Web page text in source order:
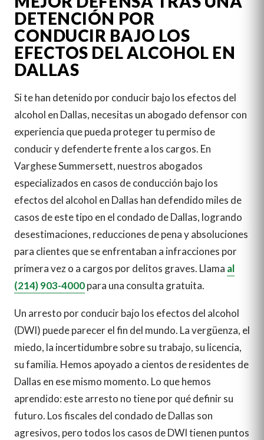
DETENCIÓN POR
CONDUCIR BAJO LOS
EFECTOS DEL ALCOHOL EN
DALLAS
Si te han detenido por conducir bajo los efectos del
alcohol en Dallas, necesitas un abogado defensor con
experiencia que pueda proteger tu permiso de
conducir y defenderte frente a los cargos. En
Varghese Summersett, nuestros abogados
especializados en casos de conducción bajo los
efectos del alcohol en Dallas han defendido miles de
casos de este tipo en el condado de Dallas, logrando
desestimaciones, reducciones de pena y absoluciones
para clientes que se enfrentaban a infracciones por
primera vez o a cargos por delitos graves. Llama al
(214) 903-4000para una consulta gratuita.
Un arresto por conducir bajo los efectos del alcohol
(DWI) puede parecer el fin del mundo. La vergüenza, el
miedo, la incertidumbre sobre su trabajo, su licencia,
su familia. Hemos apoyado a cientos de residentes de
Dallas en ese mismo momento. Lo que hemos
aprendido: este arresto no tiene por qué definir su
futuro. Los fiscales del condado de Dallas son
agresivos, pero todos los casos de DWI tienen puntos